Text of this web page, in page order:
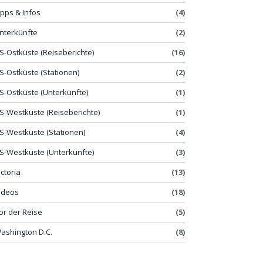
& Infos
(4)
(2)
Ostküste (Reiseberichte)
(16)
Ostküste (Stationen)
(2)
Ostküste (Unterkünfte)
(1)
Westküste (Reiseberichte)
(1)
Westküste (Stationen)
(4)
Westküste (Unterkünfte)
(3)
(13)
(18)
der Reise
(5)
D.C.
(8)